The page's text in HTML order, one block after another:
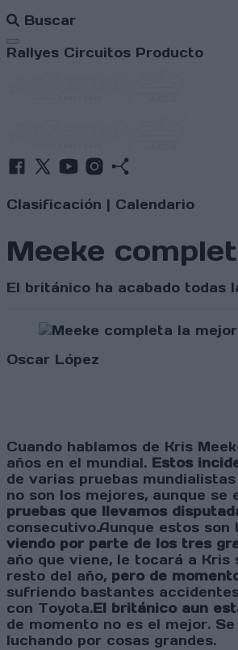
Buscar
Abrir menú
Rallyes Circuitos Producto
Clasificación | Calendario
Meeke
El británico ha acabado todas
Oscar López
Cuando hablamos de Kris
años en el mundial. Estos
de varias pruebas mundialistas
no son los mejores, aunque
pruebas que llevamos
consecutivo.Aunque estos
viendo por parte de los tres
año que viene, le tocará a
resto del año, pero de
sufriendo bastantes
con Toyota.El británico aun
de momento no es el mejor.
luchando por cosas grandes.